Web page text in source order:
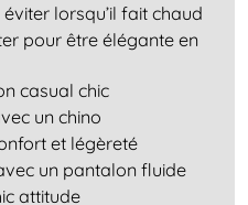
lorsqu’il fait chaud
pour être élégante en
casual chic
un chino
et légèreté
un pantalon fluide
attitude